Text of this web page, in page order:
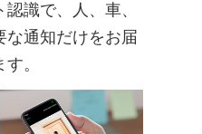
識で、人、車、
な通知だけをお届
。